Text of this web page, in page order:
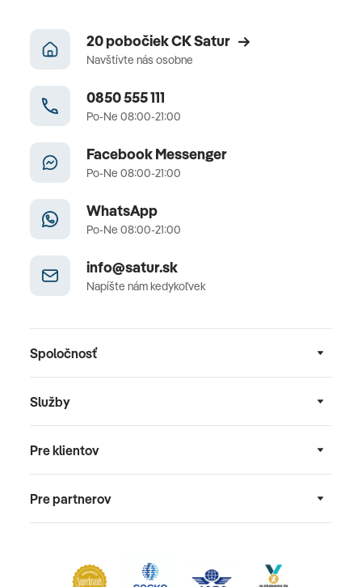
20 pobočiek CK Satur
Navštívte nás osobne
0850 555 111
Po-Ne 08:00-21:00
Facebook Messenger
Po-Ne 08:00-21:00
WhatsApp
Po-Ne 08:00-21:00
info@satur.sk
Napíšte nám kedykoľvek
Spoločnosť
Služby
Pre klientov
Pre partnerov